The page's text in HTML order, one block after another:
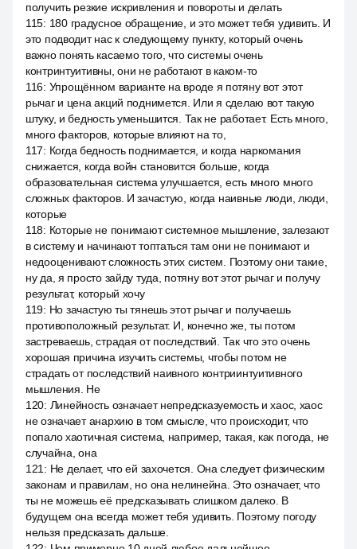
получить резкие искривления и повороты и делать
115: 180 градусное обращение, и это может тебя удивить. И
это подводит нас к следующему пункту, который очень
важно понять касаемо того, что системы очень
контринтуитивны, они не работают в каком-то
116: Упрощённом варианте на вроде я потяну вот этот
рычаг и цена акций поднимется. Или я сделаю вот такую
штуку, и бедность уменьшится. Так не работает. Есть много,
много факторов, которые влияют на то,
117: Когда бедность поднимается, и когда наркомания
снижается, когда войн становится больше, когда
образовательная система улучшается, есть много много
сложных факторов. И зачастую, когда наивные люди, люди,
которые
118: Которые не понимают системное мышление, залезают
в систему и начинают топтаться там они не понимают и
недооценивают сложность этих систем. Поэтому они такие,
ну да, я просто зайду туда, потяну вот этот рычаг и получу
результат, который хочу
119: Но зачастую ты тянешь этот рычаг и получаешь
противоположный результат. И, конечно же, ты потом
застреваешь, страдая от последствий. Так что это очень
хорошая причина изучить системы, чтобы потом не
страдать от последствий наивного контриинтуитивного
мышления. Не
120: Линейность означает непредсказуемость и хаос, хаос
не означает анархию в том смысле, что происходит, что
попало хаотичная система, например, такая, как погода, не
случайна, она
121 : Не делает, что ей захочется. Она следует физическим
законам и правилам, но она нелинейна. Это означает, что
ты не можешь её предсказывать слишком далеко. В
будущем она всегда может тебя удивить. Поэтому погоду
нельзя предсказать дальше.